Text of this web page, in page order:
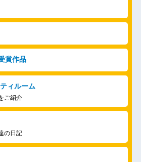
賞作品
ィルーム
ご紹介
の日記